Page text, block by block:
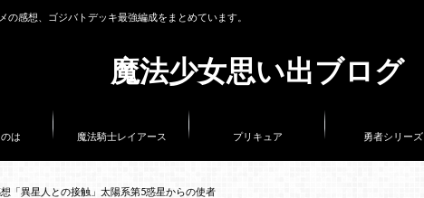
魔法少女思い出ブログ
感想、ゴジバトデッキ最強編成をまとめています。
は 魔法騎士レイアース プリキュア 勇者シリーズ
「異星人との接触」太陽系第5惑星からの使者